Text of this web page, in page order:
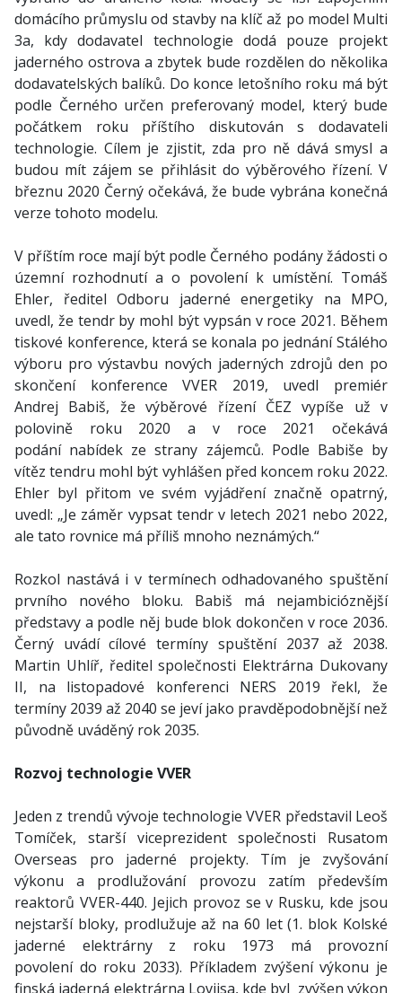
domácího průmyslu od stavby na klíč až po model Multi
3a, kdy dodavatel technologie dodá pouze projekt
jaderného ostrova a zbytek bude rozdělen do několika
dodavatelských balíků. Do konce letošního roku má být
podle Černého určen preferovaný model, který bude
počátkem roku příštího diskutován s dodavateli
technologie. Cílem je zjistit, zda pro ně dává smysl a
budou mít zájem se přihlásit do výběrového řízení. V
březnu 2020 Černý očekává, že bude vybrána konečná
verze tohoto modelu.
V příštím roce mají být podle Černého podány žádosti o
územní rozhodnutí a o povolení k umístění. Tomáš
Ehler, ředitel Odboru jaderné energetiky na MPO,
uvedl, že tendr by mohl být vypsán v roce 2021. Během
tiskové konference, která se konala po jednání Stálého
výboru pro výstavbu nových jaderných zdrojů den po
skončení konference VVER 2019, uvedl premiér
Andrej Babiš, že výběrové řízení ČEZ vypíše už v
polovině roku 2020 a v roce 2021 očekává
podání nabídek ze strany zájemců. Podle Babiše by
vítěz tendru mohl být vyhlášen před koncem roku 2022.
Ehler byl přitom ve svém vyjádření značně opatrný,
uvedl: „Je záměr vypsat tendr v letech 2021 nebo 2022,
ale tato rovnice má příliš mnoho neznámých.“
Rozkol nastává i v termínech odhadovaného spuštění
prvního nového bloku. Babiš má nejambicióznější
představy a podle něj bude blok dokončen v roce 2036.
Černý uvádí cílové termíny spuštění 2037 až 2038.
Martin Uhlíř, ředitel společnosti Elektrárna Dukovany
II, na listopadové konferenci NERS 2019 řekl, že
termíny 2039 až 2040 se jeví jako pravděpodobnější než
původně uváděný rok 2035.
Rozvoj technologie VVER
Jeden z trendů vývoje technologie VVER představil Leoš
Tomíček, starší viceprezident společnosti Rusatom
Overseas pro jaderné projekty. Tím je zvyšování
výkonu a prodlužování provozu zatím především
reaktorů VVER-440. Jejich provoz se v Rusku, kde jsou
nejstarší bloky, prodlužuje až na 60 let (1. blok Kolské
jaderné elektrárny z roku 1973 má provozní
povolení do roku 2033). Příkladem zvýšení výkonu je
finská jaderná elektrárna Loviisa, kde byl zvýšen výkon